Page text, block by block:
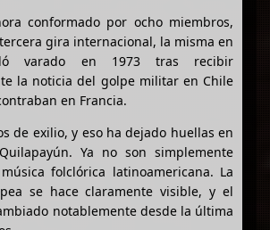
conformado por ocho miembros,
gira internacional, la misma en
varado en 1973 tras recibir
la noticia del golpe militar en Chile
en Francia.
de exilio, y eso ha dejado huellas en
Ya no son simplemente
folclórica latinoamericana. La
se hace claramente visible, y el
notablemente desde la última